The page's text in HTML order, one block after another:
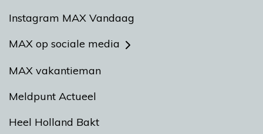
Instagram MAX Vandaag
MAX op sociale media
MAX vakantieman
Meldpunt Actueel
Heel Holland Bakt